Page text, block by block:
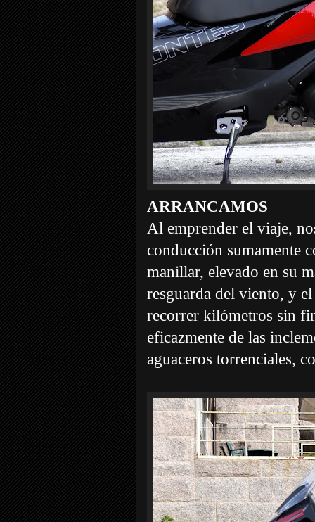
ARRANCAMOS
Al emprender el viaje,
conducción sumamente
manillar, elevado en su
resguarda del viento, y
recorrer kilómetros sin
eficazmente de las
aguaceros torrenciales,